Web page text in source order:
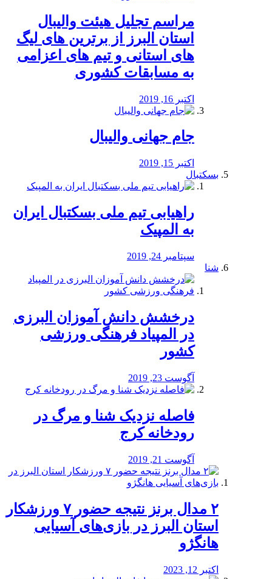
مراسم تجلیل هیئت والیبال
استان البرز از برترین های لیگ
های استانی و تیم های اعزامی
به مسابقات کشوری
اکتبر 16, 2019
جام جهانی والیبال
اکتبر 15, 2019
بسکتبال
راهیابی تیم ملی بسکتبال ایران
به المپیک
سپتامبر 24, 2019
شنا
درخشش دانش آموزان البرزی
در المپیاد فرهنگی ورزشی
کشور
آگوست 23, 2019
️فاصله نزدیک شنا و مرگ در
رودخانه کرج
آگوست 21, 2019
۲ مدال برنز نتیجه حضور ۷ ورزشکار
استان البرز در بازی‌های آسیایی
هانگژو
اکتبر 12, 2023